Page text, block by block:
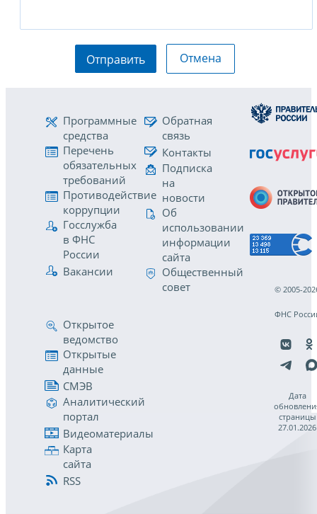
Отправить Отмена
Программные
средства
Перечень
обязательных
требований
Противодействие
коррупции
Госслужба
в ФНС
России
Вакансии
Обратная
связь
Контакты
Подписка
на
новости
Об
использовании
информации
сайта
Общественный
совет
Открытое
ведомство
Открытые
данные
СМЭВ
Аналитический
портал
Видеоматериалы
Карта
сайта
RSS
© 2005-
ФНС
Дата
страницы
27.01.2026